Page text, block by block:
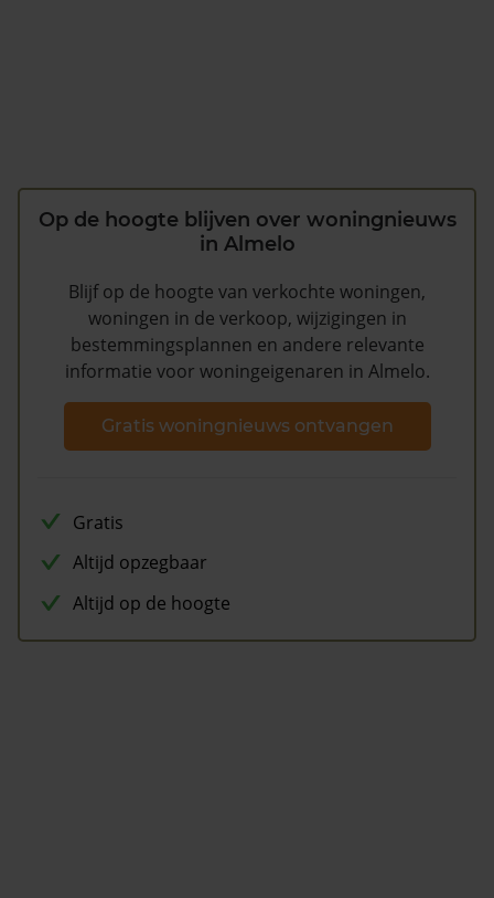
Op de hoogte blijven over woningnieuws
in Almelo
Blijf op de hoogte van verkochte woningen,
woningen in de verkoop, wijzigingen in
bestemmingsplannen en andere relevante
informatie voor woningeigenaren in Almelo.
Gratis woningnieuws ontvangen
Gratis
Altijd opzegbaar
Altijd op de hoogte